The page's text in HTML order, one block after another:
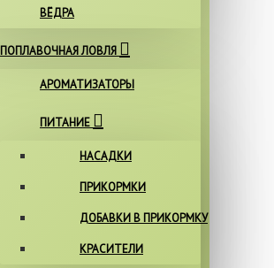
ВЁДРА
ПОПЛАВОЧНАЯ ЛОВЛЯ
АРОМАТИЗАТОРЫ
ПИТАНИЕ
НАСАДКИ
ПРИКОРМКИ
ДОБАВКИ В ПРИКОРМКУ
КРАСИТЕЛИ